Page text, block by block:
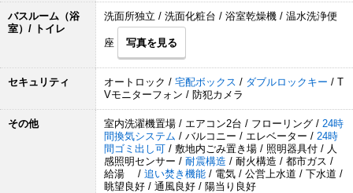
バスルーム（浴
室）/ トイレ
洗面所独立 / 洗面化粧台 / 浴室乾燥機 / 温水洗浄便
座 写真を見る
セキュリティ オートロック / 宅配ボックス / ダブルロックキー / T
Vモニターフォン / 防犯カメラ
その他 室内洗濯機置場 / エアコン2台 / フローリング / 24時
間換気システム / バルコニー / エレベーター / 24時
間ゴミ出し可 / 敷地内ごみ置き場 / 照明器具付 / 人
感照明センサー / 耐震構造 / 耐火構造 / 都市ガス /
給湯 / 追い焚き機能 / 電気 / 公営上水道 / 下水道 /
眺望良好 / 通風良好 / 陽当り良好